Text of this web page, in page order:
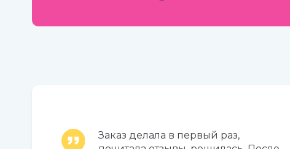
Заказ делала в первый раз,